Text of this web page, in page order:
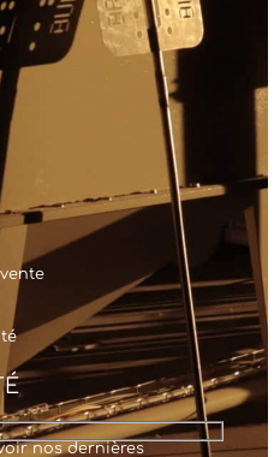
nos dernières